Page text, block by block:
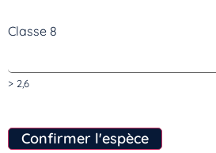
Classe 8
> 2,6
Confirmer l'espèce